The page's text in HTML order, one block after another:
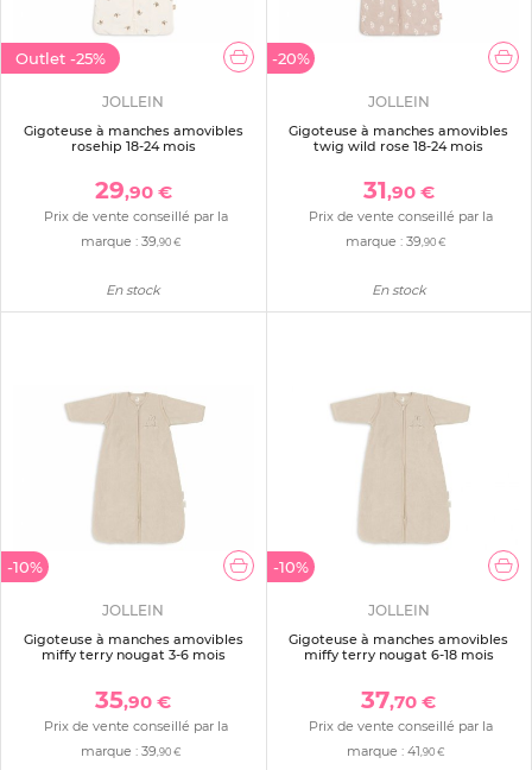
Outlet -25%
JOLLEIN
Gigoteuse à manches amovibles
rosehip 18-24 mois
29,90 €
Prix de vente conseillé par la
marque : 39 ,90 €
En stock
-20%
JOLLEIN
Gigoteuse à manches amovibles
twig wild rose 18-24 mois
31,90 €
Prix de vente conseillé par la
marque :39,90 €
En stock
-10%
JOLLEIN
Gigoteuse à manches amovibles
miffy terry nougat 3-6 mois
35,90 €
Prix de vente conseillé par la
marque : 39 ,90 €
-10%
JOLLEIN
Gigoteuse à manches amovibles
miffy terry nougat 6-18 mois
37,70 €
Prix de vente conseillé par la
marque :41,90 €